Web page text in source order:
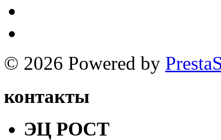
© 2026 Powered by
контакты
ЭЦ РОСТ